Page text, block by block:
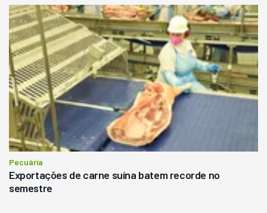
Pecuária
Exportações de carne suína batem recorde no
semestre